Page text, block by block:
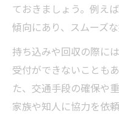
ておきましょう。例え
傾向にあり、スムーズ
持ち込みや回収の際に
受付ができないことも
た、交通手段の確保や
家族や知人に協力を依